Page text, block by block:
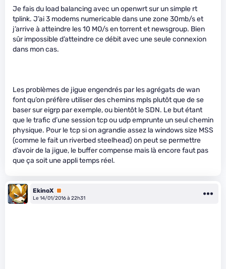
Je fais du load balancing avec un openwrt sur un simple rt
tplink. J’ai 3 modems numericable dans une zone 30mb/s et
j’arrive à atteindre les 10 MO/s en torrent et newsgroup. Bien
sûr impossible d’atteindre ce débit avec une seule connexion
dans mon cas.
Les problèmes de jigue engendrés par les agrégats de wan
font qu’on préfère utiliser des chemins mpls plutôt que de se
baser sur eigrp par exemple, ou bientôt le SDN. Le but étant
que le trafic d’une session tcp ou udp emprunte un seul chemin
physique. Pour le tcp si on agrandie assez la windows size MSS
(comme le fait un riverbed steelhead) on peut se permettre
d’avoir de la jigue, le buffer compense mais là encore faut pas
que ça soit une appli temps réel.
EkinoX Premium
Le 14/01/2016 à 22h31